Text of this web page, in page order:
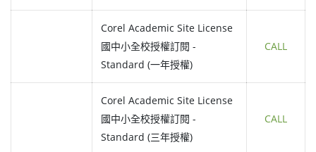
Corel Academic Site License
國中小全校授權訂閱 -
Standard (一年授權)
CALL
Corel Academic Site License
國中小全校授權訂閱 -
Standard (三年授權)
CALL